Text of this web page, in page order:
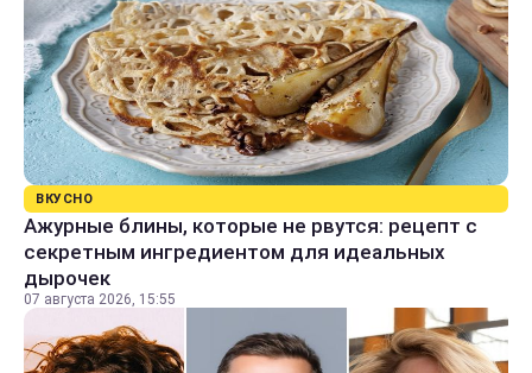
ВКУСНО
Ажурные блины, которые не рвутся: рецепт с
секретным ингредиентом для идеальных
дырочек
07 августа 2026, 15:55